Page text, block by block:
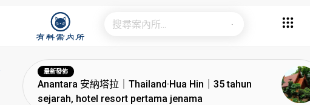
最新發佈
Anantara 安納塔拉｜Thailand·Hua Hin｜35 tahun
sejarah, hotel resort pertama jenama